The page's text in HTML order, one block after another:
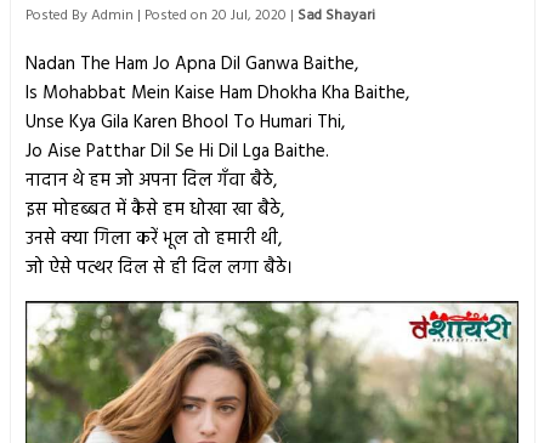
Posted ByAdmin | Posted on 20 Jul, 2020 | Sad Shayari
Nadan The Ham Jo Apna Dil Ganwa Baithe,
Is Mohabbat Mein Kaise Ham Dhokha Kha Baithe,
Unse Kya Gila Karen Bhool To Humari Thi,
Jo Aise Patthar Dil Se Hi Dil Lga Baithe.
नादान थे हम जो अपना दिल गँवा बैठे,
इस मोहब्बत में कैसे हम धोखा खा बैठे,
उनसे क्या गिला करें भूल तो हमारी थी,
जो ऐसे पत्थर दिल से ही दिल लगा बैठे।